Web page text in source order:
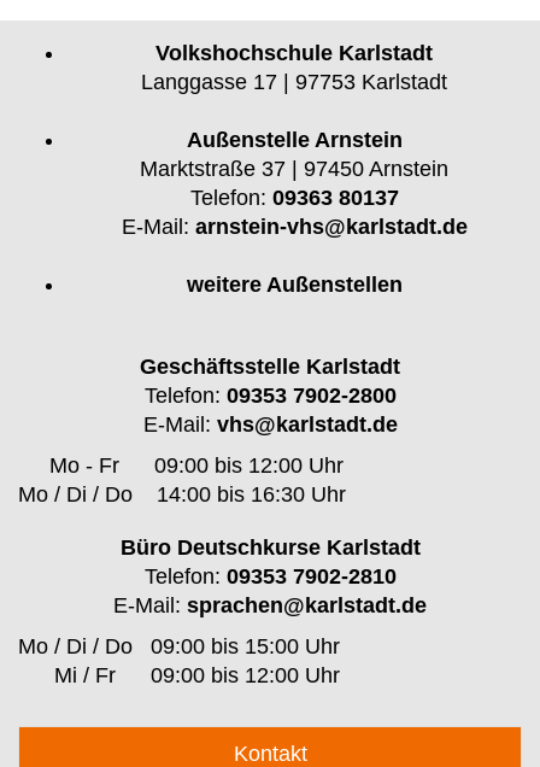
Volkshochschule Karlstadt
Langgasse 17 | 97753 Karlstadt
Außenstelle Arnstein
Marktstraße 37 | 97450 Arnstein
Telefon: 09363 80137
E-Mail: arnstein-vhs@karlstadt.de
weitere Außenstellen
Geschäftsstelle Karlstadt
Telefon: 09353 7902-2800
E-Mail: vhs@karlstadt.de
Mo - Fr
09:00 bis 12:00 Uhr
Mo / Di / Do
14:00 bis 16:30 Uhr
Büro Deutschkurse Karlstadt
Telefon: 09353 7902-2810
E-Mail: sprachen@karlstadt.de
Mo / Di / Do 09:00 bis 15:00 Uhr
Mi / Fr
09:00 bis 12:00 Uhr
Kontakt